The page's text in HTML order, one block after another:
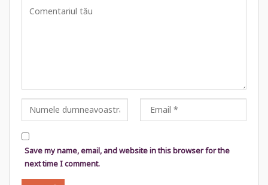
Save my name, email, and website in this browser for the
next time I comment.